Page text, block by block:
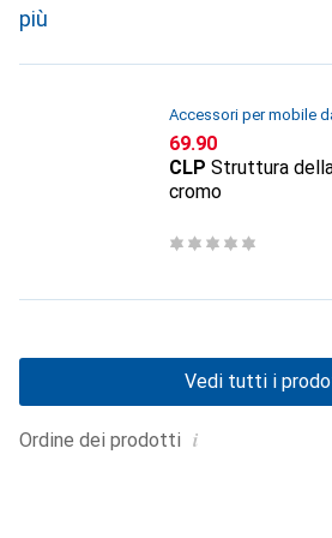
più
Accessori per mobile
CHF
69.90
CLP Struttura
cromo
Ordine dei prodotti i
Vedi tutti i